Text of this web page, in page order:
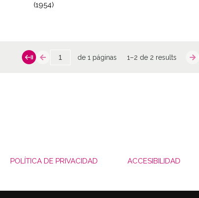
(1954)
de 1 páginas 1–2 de 2 results
POLÍTICA DE PRIVACIDAD ACCESIBILIDAD